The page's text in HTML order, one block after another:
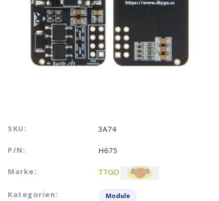
SKU: 3A74
P/N: H675
Marke: TTGO
Kategorien: Module